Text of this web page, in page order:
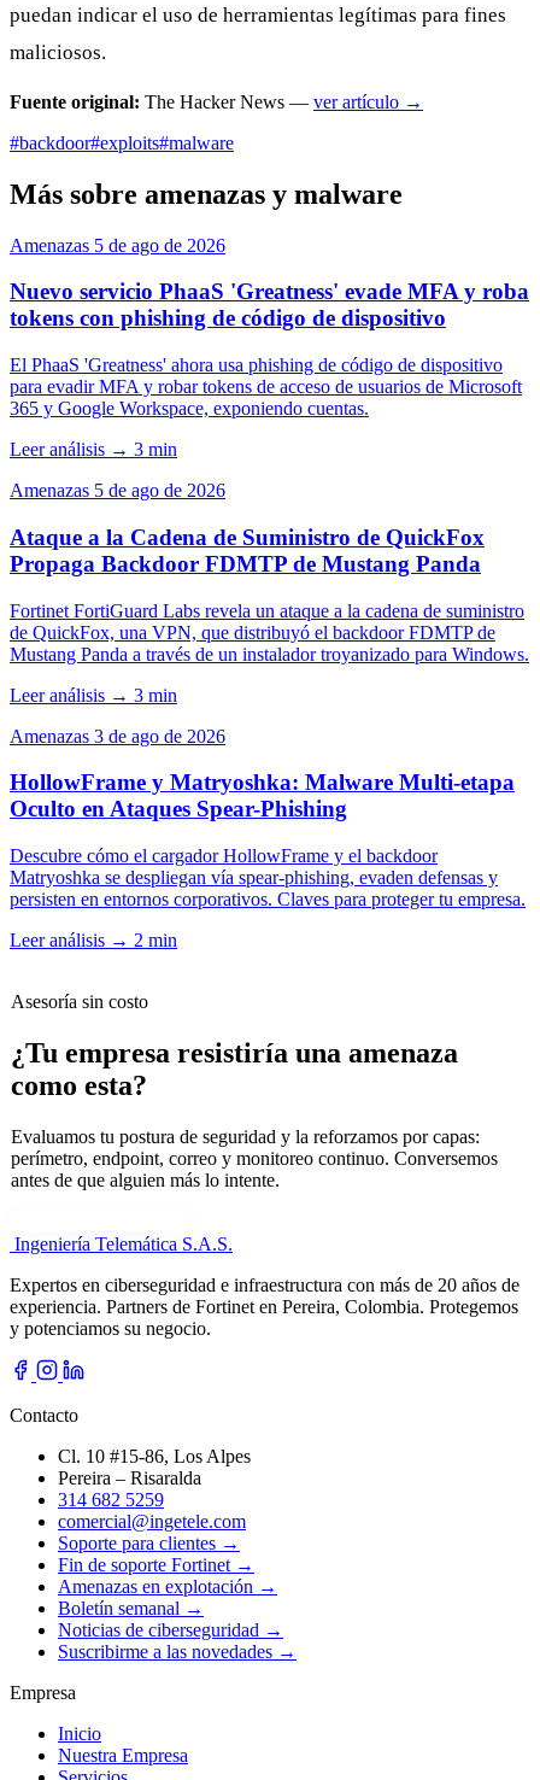
puedan indicar el uso de herramientas legítimas para fines
maliciosos.
Fuente original: The Hacker News — ver artículo →
#backdoor#exploits#malware
Más sobre amenazas y malware
Amenazas 5 de ago de 2026
Nuevo servicio PhaaS 'Greatness' evade MFA y roba
tokens con phishing de código de dispositivo
El PhaaS 'Greatness' ahora usa phishing de código de dispositivo
para evadir MFA y robar tokens de acceso de usuarios de Microsoft
365 y Google Workspace, exponiendo cuentas.
Leer análisis → 3 min
Amenazas 5 de ago de 2026
Ataque a la Cadena de Suministro de QuickFox
Propaga Backdoor FDMTP de Mustang Panda
Fortinet FortiGuard Labs revela un ataque a la cadena de suministro
de QuickFox, una VPN, que distribuyó el backdoor FDMTP de
Mustang Panda a través de un instalador troyanizado para Windows.
Leer análisis → 3 min
Amenazas 3 de ago de 2026
HollowFrame y Matryoshka: Malware Multi-etapa
Oculto en Ataques Spear-Phishing
Descubre cómo el cargador HollowFrame y el backdoor
Matryoshka se despliegan vía spear-phishing, evaden defensas y
persisten en entornos corporativos. Claves para proteger tu empresa.
Leer análisis → 2 min
Asesoría sin costo
¿Tu empresa resistiría una amenaza
como esta?
Evaluamos tu postura de seguridad y la reforzamos por capas:
perímetro, endpoint, correo y monitoreo continuo. Conversemos
antes de que alguien más lo intente.
Ingeniería Telemática S.A.S.
Expertos en ciberseguridad e infraestructura con más de 20 años de
experiencia. Partners de Fortinet en Pereira, Colombia. Protegemos
y potenciamos su negocio.
Contacto
Cl. 10 #15-86, Los Alpes
Pereira – Risaralda
314 682 5259
comercial@ingetele.com
Soporte para clientes →
Fin de soporte Fortinet →
Amenazas en explotación →
Boletín semanal →
Noticias de ciberseguridad →
Suscribirme a las novedades →
Empresa
Inicio
Nuestra Empresa